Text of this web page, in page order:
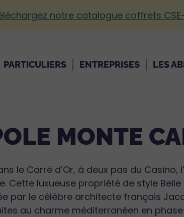
notre catalogue coffrets
PARTICULIERS ENTREPRISES LES
MONTE
le Carré d’Or, à deux pas du
Cette luxueuse propriété de style Belle
par le célèbre architecte français
au charme méditerranéen en